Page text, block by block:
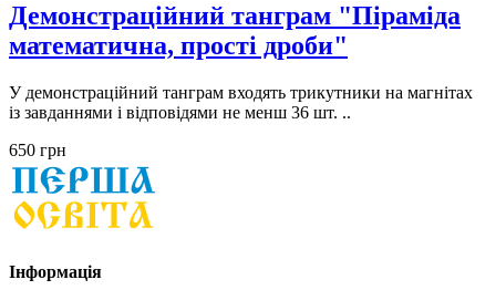
Демонстраційний танграм "Піраміда
математична, прості дроби"
У демонстраційний танграм входять трикутники на магнітах
із завданнями і відповідями не менш 36 шт. ..
650 грн
Інформація